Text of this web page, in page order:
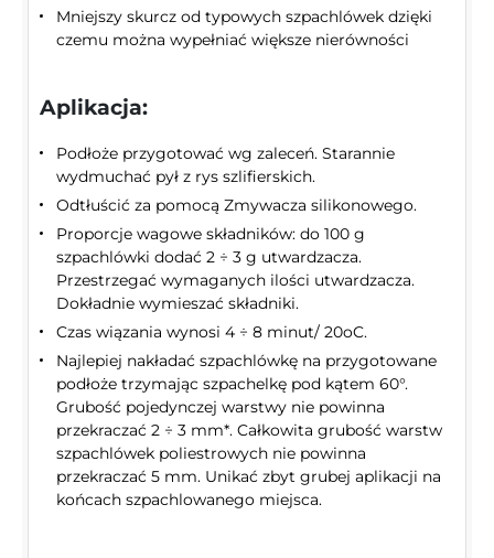
Mniejszy skurcz od typowych szpachlówek dzięki
czemu można wypełniać większe nierówności
Aplikacja:
Podłoże przygotować wg zaleceń. Starannie
wydmuchać pył z rys szlifierskich.
Odtłuścić za pomocą Zmywacza silikonowego.
Proporcje wagowe składników: do 100 g
szpachlówki dodać 2 ÷ 3 g utwardzacza.
Przestrzegać wymaganych ilości utwardzacza.
Dokładnie wymieszać składniki.
Czas wiązania wynosi 4 ÷ 8 minut/ 20oC.
Najlepiej nakładać szpachlówkę na przygotowane
podłoże trzymając szpachelkę pod kątem 60°.
Grubość pojedynczej warstwy nie powinna
przekraczać 2 ÷ 3 mm*. Całkowita grubość warstw
szpachlówek poliestrowych nie powinna
przekraczać 5 mm. Unikać zbyt grubej aplikacji na
końcach szpachlowanego miejsca.